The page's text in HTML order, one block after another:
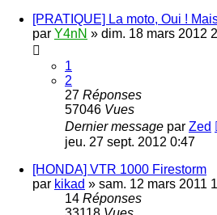
[PRATIQUE] La moto, Oui !
par Y4nN » dim. 18 mars 2012
1
2
27 Réponses
57046 Vues
Dernier message par Zed
jeu. 27 sept. 2012 0:47
[HONDA] VTR 1000 Firestorm
par kikad » sam. 12 mars 2011
14 Réponses